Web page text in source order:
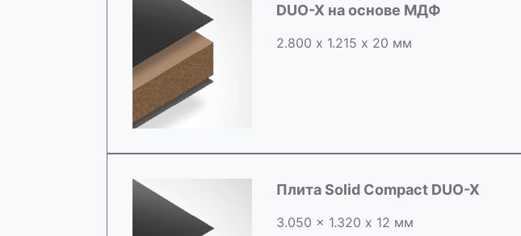
DUO-X на основе МДФ
2.800 х 1.215 х 20 мм
Плита Solid Compact DUO-X
3.050 x 1.320 х 12 мм